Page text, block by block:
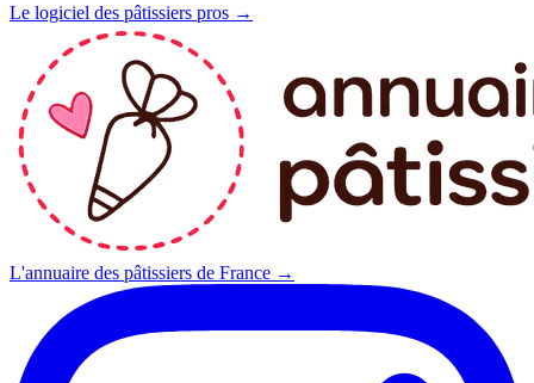
Le logiciel des pâtissiers pros →
L'annuaire des pâtissiers de France →